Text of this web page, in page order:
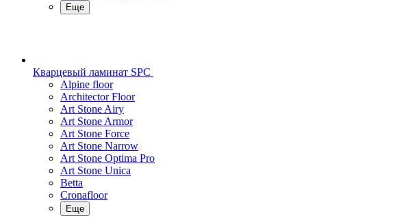
Еще
Кварцевый ламинат SPC
Alpine floor
Architector Floor
Art Stone Airy
Art Stone Armor
Art Stone Force
Art Stone Narrow
Art Stone Optima Pro
Art Stone Unica
Betta
Cronafloor
Еще